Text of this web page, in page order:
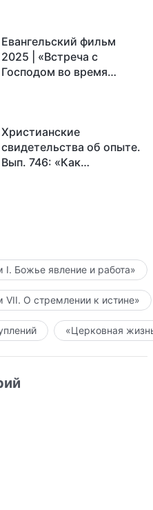
Евангельский фильм
2025 | «Встреча с
Господом во время
обрести Божье
спасение?
Христианские
свидетельства об опыте.
Вып. 746: «Как
I. Божье явление и работа»
VII. О стремлении к истине»
«Церковная